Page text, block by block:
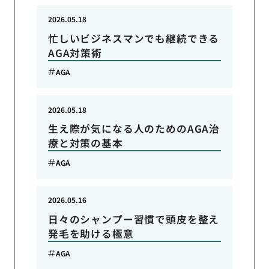
忙しいビジネスマンでも継続できる
AGA対策術
2026.05.18
AGA
生え際が気になる人のためのAGA治
療と対策の基本
2026.05.18
AGA
日々のシャンプー習慣で頭皮を整え
発毛を助ける極意
2026.05.16
AGA